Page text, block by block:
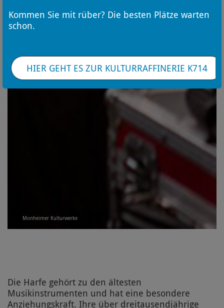
Monheimer Kulturwerke
Die Harfe gehört zu den ältesten
Musikinstrumenten und hat eine besondere
Anziehungskraft. Ihre über dreitausendjährige
Kommen Sie mit rüber? Die besten Plätze warten
schon.
HIER GEHT ES ZUR KULTURRAFFINERIE K714